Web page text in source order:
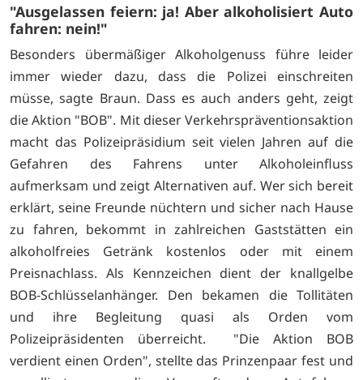
"Ausgelassen feiern: ja! Aber alkoholisiert Auto
fahren: nein!"
Besonders übermäßiger Alkoholgenuss führe leider
immer wieder dazu, dass die Polizei einschreiten
müsse, sagte Braun. Dass es auch anders geht, zeigt
die Aktion "BOB". Mit dieser Verkehrspräventionsaktion
macht das Polizeipräsidium seit vielen Jahren auf die
Gefahren des Fahrens unter Alkoholeinfluss
aufmerksam und zeigt Alternativen auf. Wer sich bereit
erklärt, seine Freunde nüchtern und sicher nach Hause
zu fahren, bekommt in zahlreichen Gaststätten ein
alkoholfreies Getränk kostenlos oder mit einem
Preisnachlass. Als Kennzeichen dient der knallgelbe
BOB-Schlüsselanhänger. Den bekamen die Tollitäten
und ihre Begleitung quasi als Orden vom
Polizeipräsidenten überreicht. "Die Aktion BOB
verdient einen Orden", stellte das Prinzenpaar fest und